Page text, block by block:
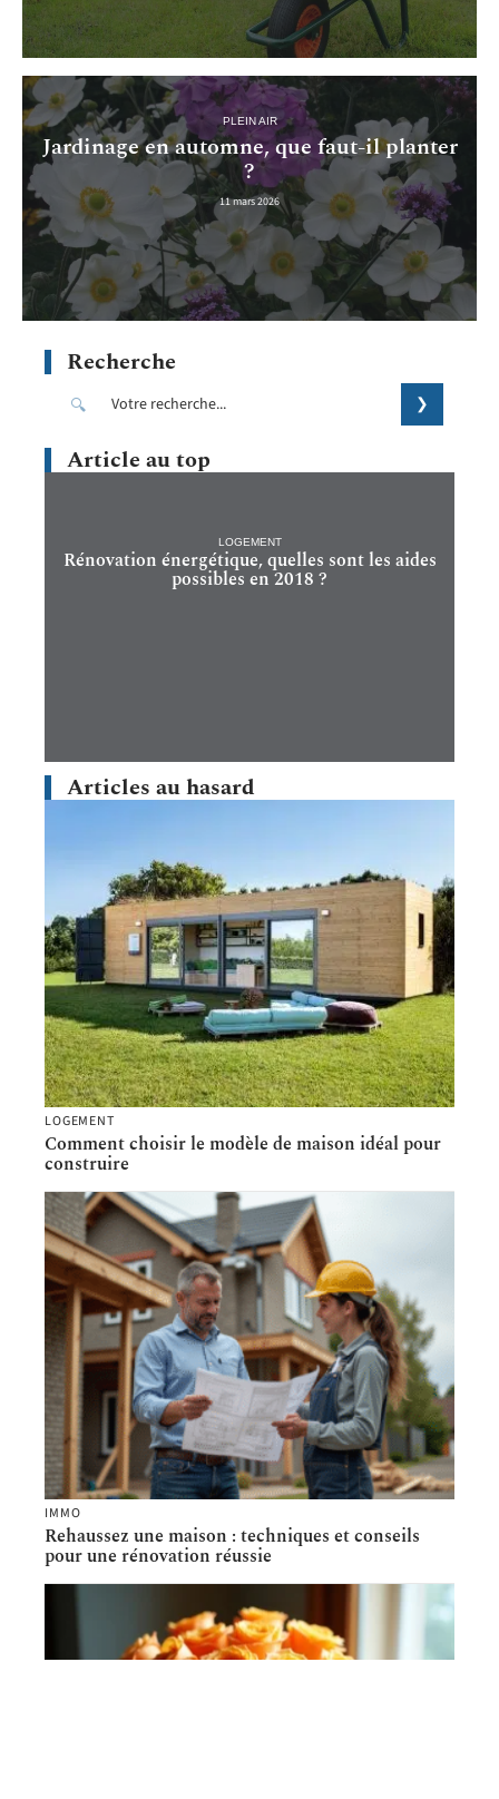
PLEIN AIR
Jardinage en automne, que faut-il planter
?
11 mars 2026
Recherche
Article au top
LOGEMENT
Rénovation énergétique, quelles sont les aides
possibles en 2018 ?
Articles au hasard
LOGEMENT
Comment choisir le modèle de maison idéal pour
construire
IMMO
Rehaussez une maison : techniques et conseils
pour une rénovation réussie